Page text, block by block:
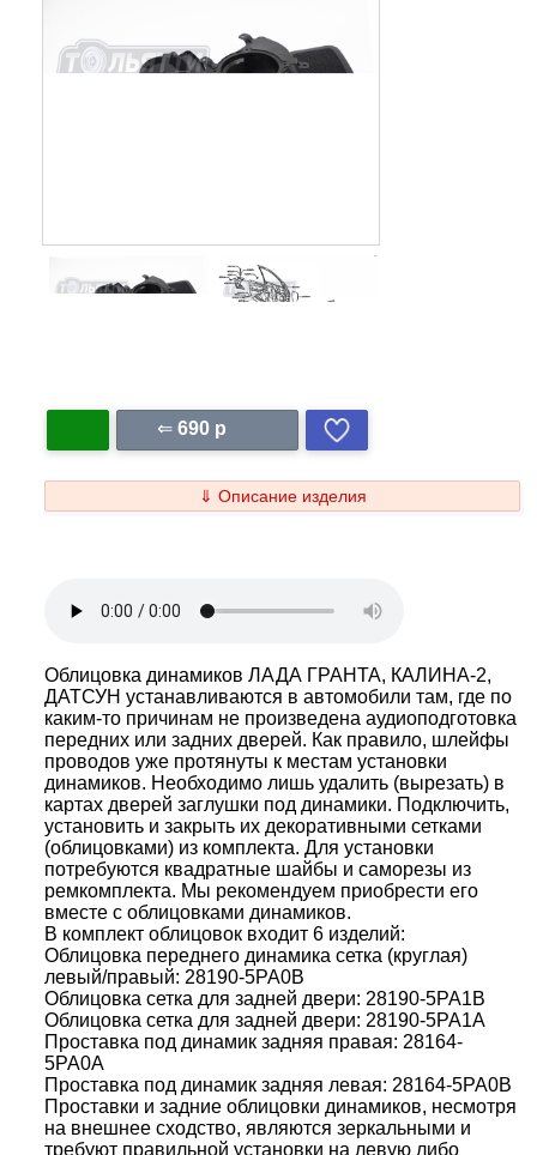
⇐ 690 p
⇓ Описание изделия
Облицовка динамиков ЛАДА ГРАНТА, КАЛИНА-2,
ДАТСУН устанавливаются в автомобили там, где по
каким-то причинам не произведена аудиоподготовка
передних или задних дверей. Как правило, шлейфы
проводов уже протянуты к местам установки
динамиков. Необходимо лишь удалить (вырезать) в
картах дверей заглушки под динамики. Подключить,
установить и закрыть их декоративными сетками
(облицовками) из комплекта. Для установки
потребуются квадратные шайбы и саморезы из
ремкомплекта. Мы рекомендуем приобрести его
вместе с облицовками динамиков.
В комплект облицовок входит 6 изделий:
Облицовка переднего динамика сетка (круглая)
левый/правый: 28190-5PA0B
Облицовка сетка для задней двери: 28190-5PA1B
Облицовка сетка для задней двери: 28190-5PA1A
Проставка под динамик задняя правая: 28164-
5PA0A
Проставка под динамик задняя левая: 28164-5PA0B
Проставки и задние облицовки динамиков, несмотря
на внешнее сходство, являются зеркальными и
требуют правильной установки на левую либо